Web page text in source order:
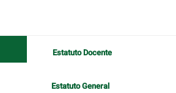
Estatuto Docente
Estatuto General